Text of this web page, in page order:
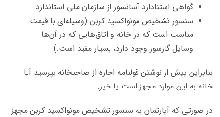
گواهی استنادارد آسانسور از سازمان ملی استاندارد
سنسور تشخیص مونواکسید کربن (وسیله‌ای با قیمت
مناسب است که در خانه و اتاق‌هایی که در آن‌ها
وسایل گازسوز وجود دارد، بسیار مفید است.)
بنابراین پیش از نوشتن قولنامه اجاره از صاحبخانه بپرسید آیا
خانه به این موارد مجهز است یا خیر.
در صورتی که آپارتمان به سنسور تشخیص مونواکسید کربن مجهز